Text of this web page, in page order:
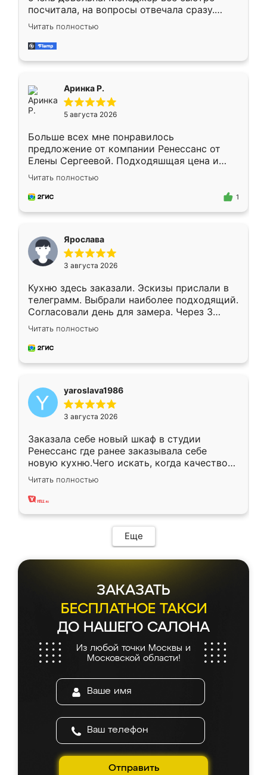
посчитала, на вопросы отвечала сразу.
Замерщик приехал в субботу, подошёл к
делу со всей ответственностью. Собрали
за день, ребята работали аккуратно, даже
Читать полностью
Аринка Р.
5 августа 2026
Больше всех мне понравилось
предложение от компании Ренессанс от
Елены Сергеевой. Подходяшщая цена и
короткие сроки изготовления. Приехавший
для замера сотрудник Владислав
предложил по моему эскизу самый
Читать полностью
1
Ярослава
3 августа 2026
Кухню здесь заказали. Эскизы прислали в
телеграмм. Выбрали наиболее подходящий.
Согласовали день для замера. Через 3
недели кухня была уже готова. Остались
довольны работой. Спасибо Ренессанс
мебель за качественную работу!
Читать полностью
yaroslava1986
3 августа 2026
Заказала себе новый шкаф в студии
Ренессанс где ранее заказывала себе
новую кухню.Чего искать, когда качеством
вполне довольна. Служит кухня уже почти
два года, нареканий нет.
Читать полностью
Еще
ЗАКАЗАТЬ
БЕСПЛАТНОЕ ТАКСИ
ДО НАШЕГО САЛОНА
Из любой точки Москвы и
Московской области!
Отправить